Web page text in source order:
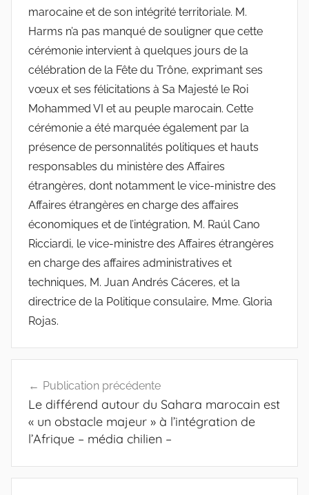
marocaine et de son intégrité territoriale. M.
Harms n’a pas manqué de souligner que cette
cérémonie intervient à quelques jours de la
célébration de la Fête du Trône, exprimant ses
vœux et ses félicitations à Sa Majesté le Roi
Mohammed VI et au peuple marocain. Cette
cérémonie a été marquée également par la
présence de personnalités politiques et hauts
responsables du ministère des Affaires
étrangères, dont notamment le vice-ministre des
Affaires étrangères en charge des affaires
économiques et de l’intégration, M. Raúl Cano
Ricciardi, le vice-ministre des Affaires étrangères
en charge des affaires administratives et
techniques, M. Juan Andrés Cáceres, et la
directrice de la Politique consulaire, Mme. Gloria
Rojas.
de
l’article
Publication précédente
Le différend autour du Sahara marocain est
« un obstacle majeur » à l’intégration de
l’Afrique – média chilien –